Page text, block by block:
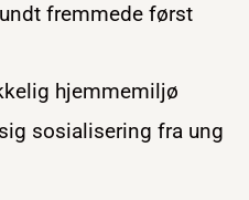
fremmede først
hjemmemiljø
sosialisering fra ung